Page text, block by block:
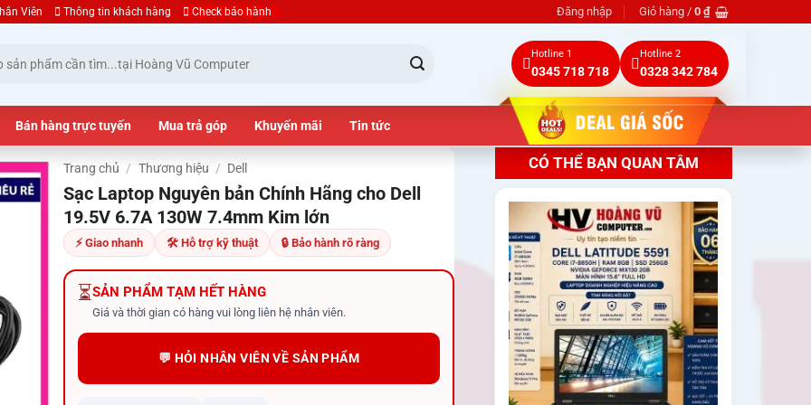
Viên Thông tin khách hàng Check bảo hành Đăng nhập Giỏ hàng / 0 ₫
Hotline 1
0345 718 718
Hotline 2
0328 342 784
Bán hàng trực tuyến Mua trả góp Khuyến mãi Tin tức
CÓ THỂ BẠN QUAN TÂM
Trang chủ / Thương hiệu / Dell
Sạc Laptop Nguyên bản Chính Hãng cho Dell
19.5V 6.7A 130W 7.4mm Kim lớn
⚡ Giao nhanh 🛠 Hỗ trợ kỹ thuật 🔒 Bảo hành rõ ràng
⏳SẢN PHẨM TẠM HẾT HÀNG
Giá và thời gian có hàng vui lòng liên hệ nhân viên.
💬 HỎI NHÂN VIÊN VỀ SẢN PHẨM